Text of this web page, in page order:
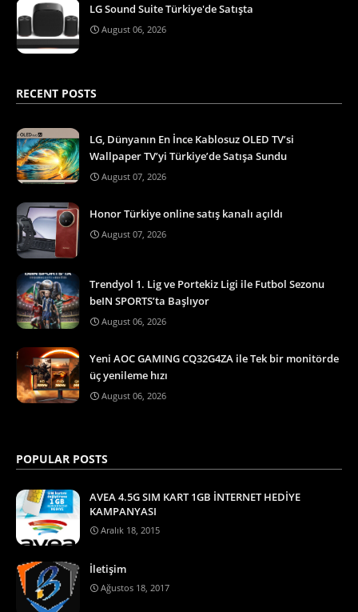
LG Sound Suite Türkiye'de Satışta
August 06, 2026
RECENT POSTS
LG, Dünyanın En İnce Kablosuz OLED TV’si
Wallpaper TV’yi Türkiye’de Satışa Sundu
August 07, 2026
Honor Türkiye online satış kanalı açıldı
August 07, 2026
Trendyol 1. Lig ve Portekiz Ligi ile Futbol Sezonu
beIN SPORTS’ta Başlıyor
August 06, 2026
Yeni AOC GAMING CQ32G4ZA ile Tek bir monitörde
üç yenileme hızı
August 06, 2026
POPULAR POSTS
AVEA 4.5G SIM KART 1GB İNTERNET HEDİYE
KAMPANYASI
Aralık 18, 2015
İletişim
Ağustos 18, 2017